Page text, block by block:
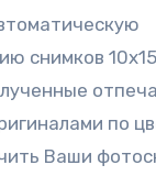
снимков 10х15
по
Ваши